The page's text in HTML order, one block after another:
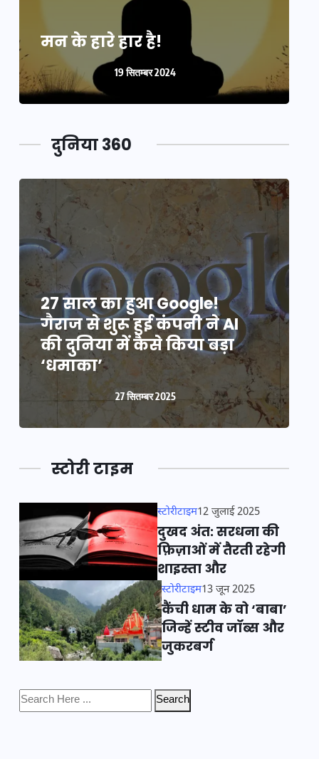
मन के हारे हार है!
19 सितम्बर 2024
दुनिया 360
27 साल का हुआ Google!
गैराज से शुरू हुई कंपनी ने AI
की दुनिया में कैसे किया बड़ा
‘धमाका’
27 सितम्बर 2025
स्टोरी टाइम
स्टोरीटाइम12 जुलाई 2025
दुखद अंत: सरधना की
फ़िज़ाओं में तैरती रहेगी
शाइस्ता और
स्टोरीटाइम13 जून 2025
कैंची धाम के वो ‘बाबा’
जिन्हें स्टीव जॉब्स और
जुकरबर्ग
Search